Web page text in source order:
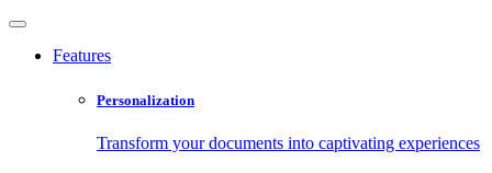
Features
Personalization
Transform your documents into captivating experiences